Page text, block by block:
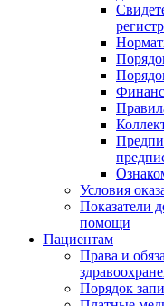
Условия
Показатели
помощи
Пациентам
Права и
Порядок